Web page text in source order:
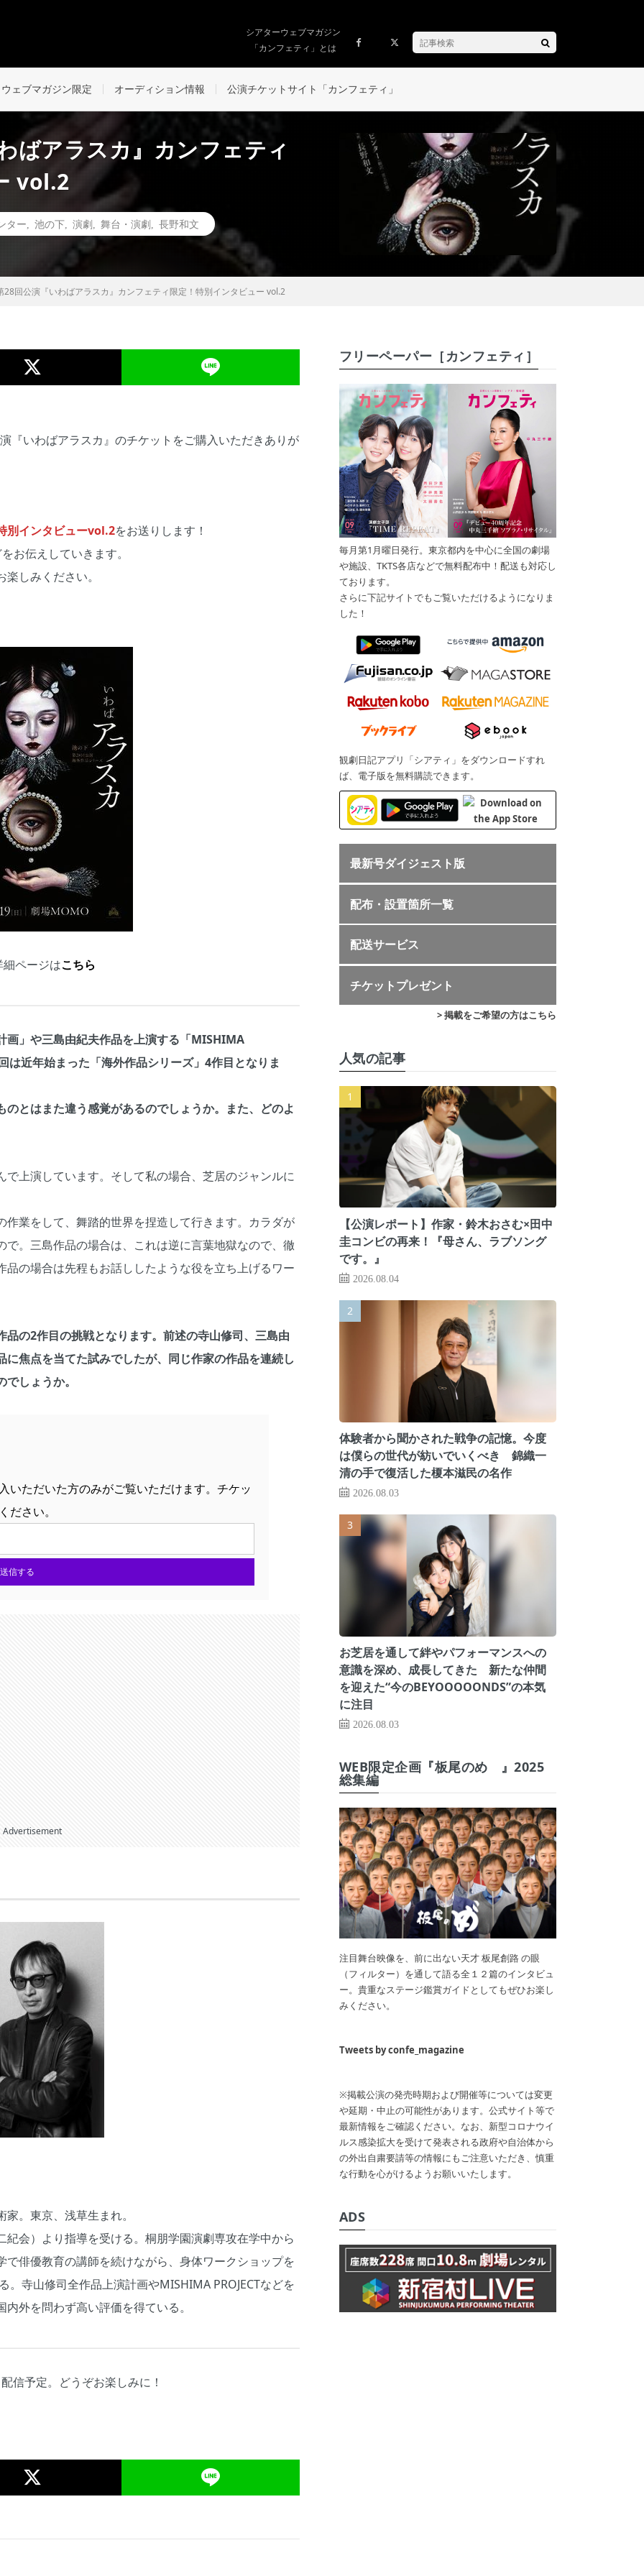
シアターウェブマガジン
「カンフェティ」とは
ウェブマガジン限定 オーディション情報 公演チケットサイト「カンフェティ」
ばアラスカ』カンフェティ
vol.2
ター 池の下 演劇 舞台・演劇 長野和文
28回公演『いわばアラスカ』カンフェティ限定！特別インタビュー vol.2
『いわばアラスカ』のチケットをご購入いただきありが
別インタビューvol.2をお送りします！
お伝えしていきます。
しみください。
細ページはこちら
」や三島由紀夫作品を上演する「MISHIMA
は近年始まった「海外作品シリーズ」4作目となりま
とはまた違う感覚があるのでしょうか。また、どのよ
上演しています。そして私の場合、芝居のジャンルに
業をして、舞踏的世界を捏造して行きます。カラダが
。三島作品の場合は、これは逆に言葉地獄なので、徹
の場合は先程もお話ししたような役を立ち上げるワー
の2作目の挑戦となります。前述の寺山修司、三島由
焦点を当てた試みでしたが、同じ作家の作品を連続し
しょうか。
いただいた方のみがご覧いただけます。チケッ
さい。
送信する
Advertisement
。東京、浅草生まれ。
会）より指導を受ける。桐朋学園演劇専攻在学中から
俳優教育の講師を続けながら、身体ワークショップを
寺山修司全作品上演計画やMISHIMA PROJECTなどを
外を問わず高い評価を得ている。
信予定。どうぞお楽しみに！
フリーペーパー［カンフェティ］
毎月第1月曜日発行。東京都内を中心に全国の劇場
や施設、TKTS各店などで無料配布中！配送も対応し
ております。
さらに下記サイトでもご覧いただけるようになりま
した！
観劇日記アプリ「シアティ」をダウンロードすれ
ば、電子版を無料購読できます。
最新号ダイジェスト版
配布・設置箇所一覧
配送サービス
チケットプレゼント
> 掲載をご希望の方はこちら
人気の記事
【公演レポート】作家・鈴木おさむ×田中
圭コンビの再来！『母さん、ラブソング
です。』
2026.08.04
体験者から聞かされた戦争の記憶。今度
は僕らの世代が紡いでいくべき 錦織一
清の手で復活した榎本滋民の名作
2026.08.03
お芝居を通して絆やパフォーマンスへの
意識を深め、成長してきた 新たな仲間
を迎えた“今のBEYOOOOONDS”の本気
に注目
2026.08.03
WEB限定企画『板尾のめ゙』2025
総集編
注目舞台映像を、前に出ない天才 板尾創路 の眼
（フィルター）を通して語る全１２篇のインタビュ
ー。貴重なステージ鑑賞ガイドとしてもぜひお楽し
みください。
Tweets by confe_magazine
※掲載公演の発売時期および開催等については変更
や延期・中止の可能性があります。公式サイト等で
最新情報をご確認ください。なお、新型コロナウイ
ルス感染拡大を受けて発表される政府や自治体から
の外出自粛要請等の情報にもご注意いただき、慎重
な行動を心がけるようお願いいたします。
ADS